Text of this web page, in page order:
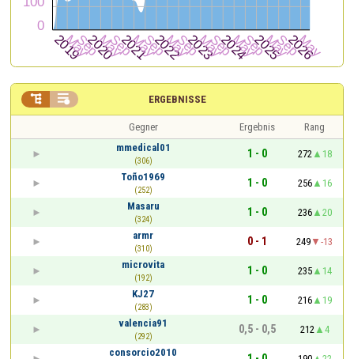
ERGEBNISSE
 
Gegner Ergebnis
Rang
mmedical01
(306)
1 - 0 272
18
Toño1969
(252)
1 - 0 256
16
Masaru
(324)
1 - 0 236
20
armr
(310)
0 - 1 249
-13
microvita
(192)
1 - 0 235
14
KJ27
(283)
1 - 0 216
19
valencia91
(292)
0,5 - 0,5 212
4
consorcio2010